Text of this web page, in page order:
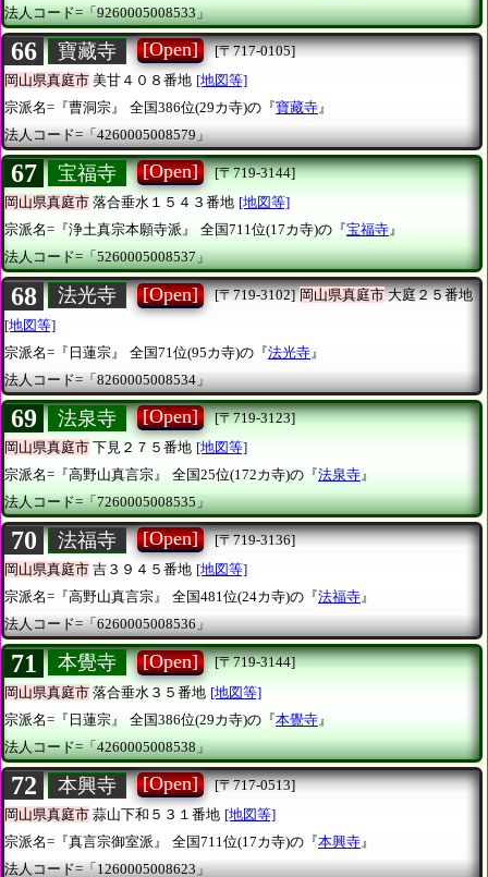
法人コード=「9260005008533」
66 寶藏寺 [Open]
[〒717-0105]
岡山県真庭市 美甘４０８番地 [地図等]
宗派名=『曹洞宗』
全国386位(29カ寺)の『寶藏寺』
法人コード=「4260005008579」
67 宝福寺 [Open]
[〒719-3144]
岡山県真庭市 落合垂水１５４３番地 [地図等]
宗派名=『浄土真宗本願寺派』
全国711位(17カ寺)の『宝福寺』
法人コード=「5260005008537」
68 法光寺 [Open] [〒719-3102] 岡山県真庭市大庭２５番地
[地図等]
宗派名=『日蓮宗』
全国71位(95カ寺)の『法光寺 』
法人コード=「8260005008534」
69 法泉寺 [Open]
[〒719-3123]
岡山県真庭市 下見２７５番地 [地図等]
宗派名=『高野山真言宗』
全国25位(172カ寺)の『法泉寺』
法人コード=「7260005008535」
70 法福寺 [Open]
[〒719-3136]
岡山県真庭市 吉３９４５番地 [地図等]
宗派名=『高野山真言宗』
全国481位(24カ寺)の『法福寺』
法人コード=「6260005008536」
71 本覺寺 [Open]
[〒719-3144]
岡山県真庭市 落合垂水３５番地 [地図等]
宗派名=『日蓮宗』
全国386位(29カ寺)の『本覺寺 』
法人コード=「4260005008538」
72 本興寺 [Open]
[〒717-0513]
岡山県真庭市 蒜山下和５３１番地 [地図等]
宗派名=『真言宗御室派』
全国711位(17カ寺)の『本興寺』
法人コード=「1260005008623」